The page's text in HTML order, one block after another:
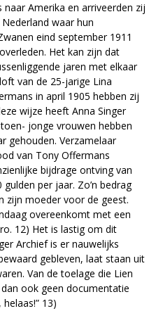
naar Amerika en arriveerden zij
waar hun
eind september 1911
Het kan zijn dat
jaren met elkaar
van de 25-jarige Lina
in april 1905 hebben zij
wijze heeft Anna Singer
jonge vrouwen hebben
gehouden. Verzamelaar
van Tony Offermans
bijdrage ontving van
per jaar. Zo’n bedrag
zijn moeder voor de geest.
overeenkomt met een
12) Het is lastig om dit
Archief is er nauwelijks
gebleven, laat staan uit
Van de toelage die Lien
ook geen documentatie
13)